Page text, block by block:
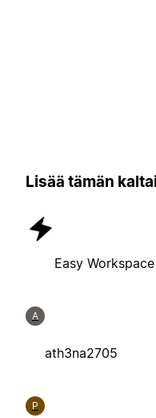
Lisää tämän
Easy Workspace
A
ath3na2705
P